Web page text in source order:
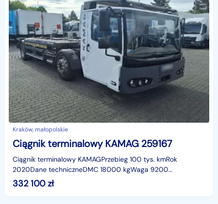
Kraków, małopolskie
Ciągnik terminalowy KAMAG 259167
Ciągnik terminalowy KAMAGPrzebieg 100 tys. kmRok
2020Dane techniczneDMC 18000 kgWaga 9200
kgŁadowność 8800 kgMoc 150 KMEuro
5AdblueWymiary:Szerokość 255 cmWysok
332 100zł